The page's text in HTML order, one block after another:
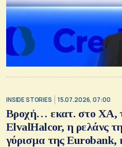
INSIDE STORIES 15.07.2026, 07:00
Βροχή… εκατ. στο ΧΑ,
ElvalHalcor, η ρελάνς
γύρισμα της Eurobank,